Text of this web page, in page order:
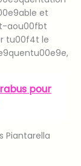
et
aou00fbt
tu00f4t le
pour
Piantarella